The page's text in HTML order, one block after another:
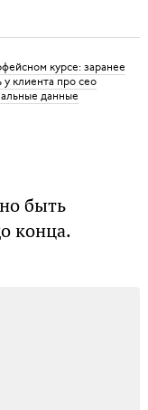
курсе: заранее
у клиента про сео
данные
быть
конца.